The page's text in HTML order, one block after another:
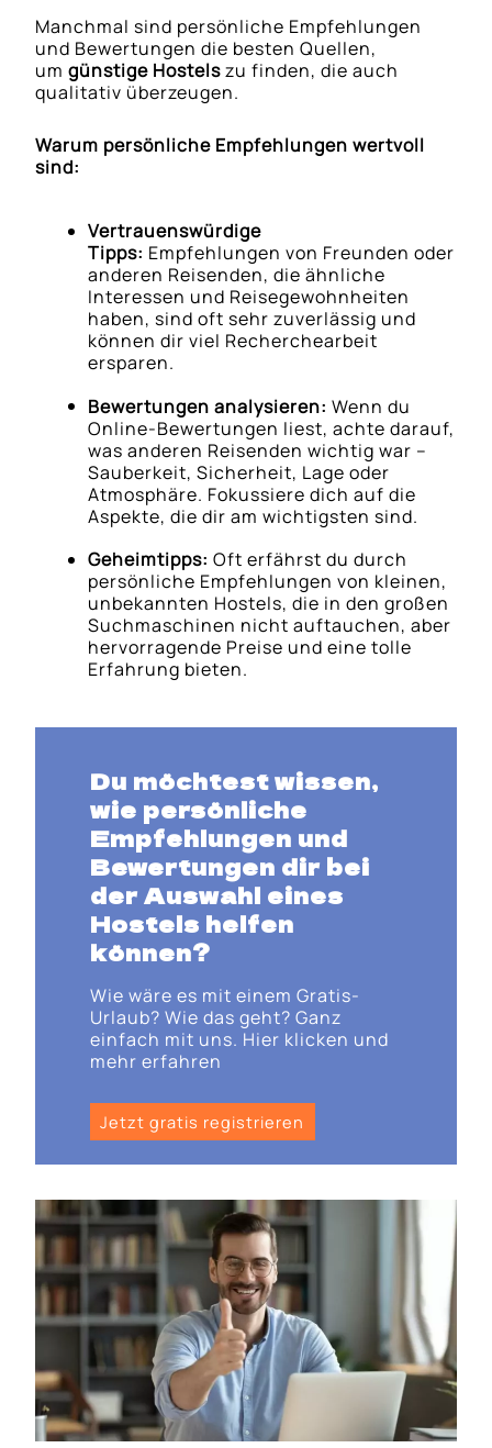
Manchmal sind persönliche Empfehlungen
und Bewertungen die besten Quellen,
umgünstige Hostelszu finden, die auch
qualitativ überzeugen.
Warum persönliche Empfehlungen wertvoll
sind:
Vertrauenswürdige
Tipps: Empfehlungen von Freunden oder
anderen Reisenden, die ähnliche
Interessen und Reisegewohnheiten
haben, sind oft sehr zuverlässig und
können dir viel Recherchearbeit
ersparen.
Bewertungen analysieren: Wenn du
Online-Bewertungen liest, achte darauf,
was anderen Reisenden wichtig war –
Sauberkeit, Sicherheit, Lage oder
Atmosphäre. Fokussiere dich auf die
Aspekte, die dir am wichtigsten sind.
Geheimtipps: Oft erfährst du durch
persönliche Empfehlungen von kleinen,
unbekannten Hostels, die in den großen
Suchmaschinen nicht auftauchen, aber
hervorragende Preise und eine tolle
Erfahrung bieten.
Du möchtest wissen,
wie persönliche
Empfehlungen und
Bewertungen dir bei
der Auswahl eines
Hostels helfen
können?
Wie wäre es mit einem Gratis-
Urlaub? Wie das geht? Ganz
einfach mit uns. Hier klicken und
mehr erfahren
Jetzt gratis registrieren